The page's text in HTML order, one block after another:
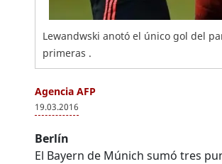
Lewandwski anotó el único gol del
primeras .
Agencia AFP
19.03.2016
Berlín
El Bayern de Múnich sumó tres